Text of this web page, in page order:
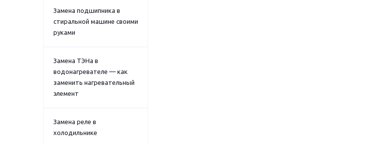
Замена подшипника в
стиральной машине своими
руками
Замена ТЭНа в
водонагревателе — как
заменить нагревательный
элемент
Замена реле в
холодильнике